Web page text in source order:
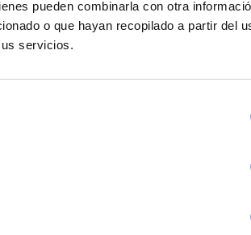
pueden combinarla con otra
o que hayan recopilado a partir del
servicios.